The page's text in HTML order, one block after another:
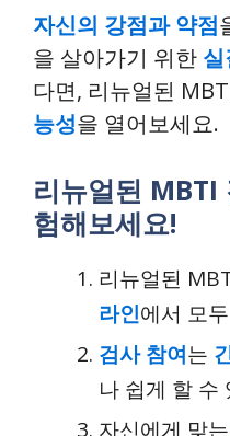
자신의 강점과 약점
을 살아가기 위한
다면, 리뉴얼된
능성을 열어보세요.
리뉴얼된 MBTI
험해보세요!
리뉴얼된
라인에서 모
검사 참여는
나 쉽게 할 수
자신에게 맞는